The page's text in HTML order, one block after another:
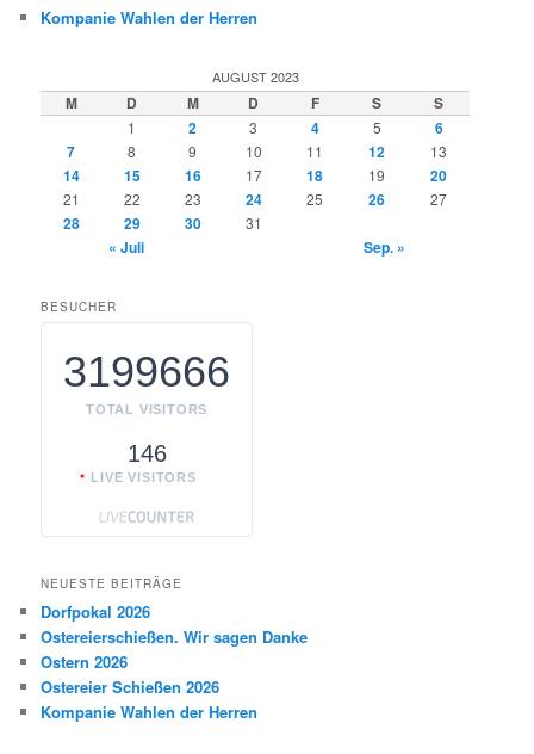
Kompanie Wahlen der Herren
AUGUST 2023
M D M D F S S
1 2 3 4 5
6
7
8 9 10 11 12 13
14 15 16 17 18 19 20
21 22 23 24 25 26 27
28 29 30 31
« Juli Sep. »
BESUCHER
3199666
TOTAL VISITORS
146
LIVE VISITORS
NEUESTE BEITRÄGE
Dorfpokal 2026
Ostereierschießen. Wir sagen Danke
Ostern 2026
Ostereier Schießen 2026
Kompanie Wahlen der Herren